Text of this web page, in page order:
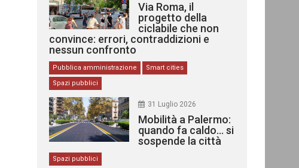
Via Roma, il
progetto della
ciclabile che non
convince: errori, contraddizioni e
nessun confronto
Pubblica amministrazione
Smart cities
Spazi pubblici
31 Luglio 2026
Mobilità a Palermo:
quando fa caldo… si
sospende la città
Spazi pubblici